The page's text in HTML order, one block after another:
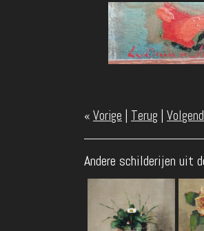
« Vorige | Terug |
Andere schilderijen uit